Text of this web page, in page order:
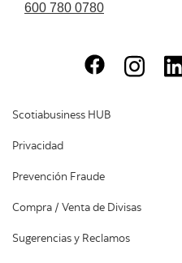
600 780 0780
Scotiabusiness HUB
Privacidad
Prevención Fraude
Compra / Venta de Divisas
Sugerencias y Reclamos